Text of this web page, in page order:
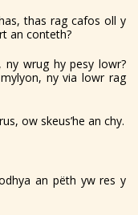
thas rag cafos oll y
an conteth?
ny wrug hy pesy lowr?
ny via lowr rag
ow skeus’he an chy.
an pëth yw res y